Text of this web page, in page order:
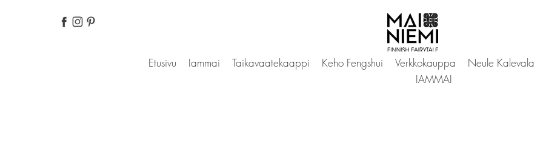
Etusivu Iammai Taikavaatekaappi Keho Fengshui Verkkokauppa Neule Kalevala
IAMMAI